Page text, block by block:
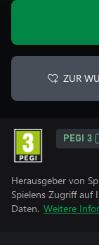
ZUR
PEGI 3
Herausgeber von
Spielens Zugriff auf
Daten. Weitere